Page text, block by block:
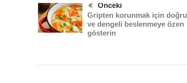
Önceki
Gripten korunmak için doğru
ve dengeli beslenmeye özen
gösterin